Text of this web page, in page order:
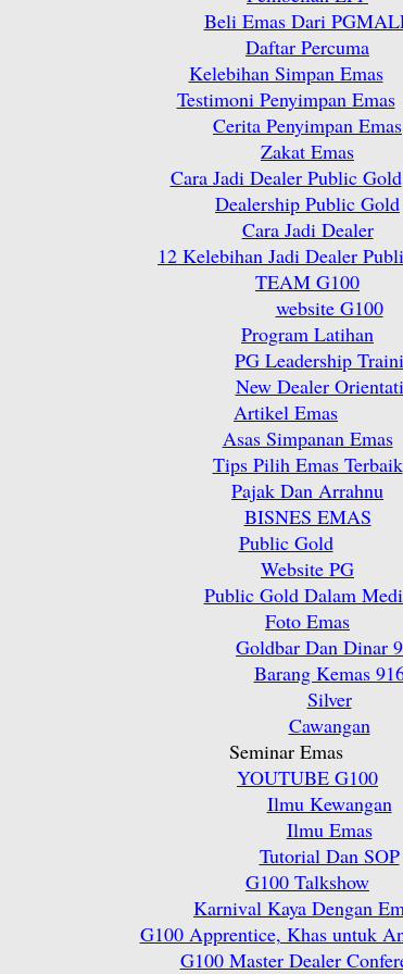
Beli Emas Dari
Daftar Percuma
Kelebihan Simpan Emas
Testimoni Penyimpan Emas
Cerita Penyimpan Emas
Zakat Emas
Cara Jadi Dealer Public Gold
Dealership Public Gold
Cara Jadi Dealer
12 Kelebihan Jadi Dealer
TEAM G100
website G100
Program Latihan
PG Leadership
New Dealer
Artikel Emas
Asas Simpanan Emas
Tips Pilih Emas Terbaik
Pajak Dan Arrahnu
BISNES EMAS
Public Gold
Website PG
Public Gold Dalam
Foto Emas
Goldbar Dan Dinar
Barang Kemas
Silver
Cawangan
Seminar Emas
YOUTUBE G100
Ilmu Kewangan
Ilmu Emas
Tutorial Dan SOP
G100 Talkshow
Karnival Kaya Dengan
G100 Apprentice, Khas untuk
G100 Master Dealer